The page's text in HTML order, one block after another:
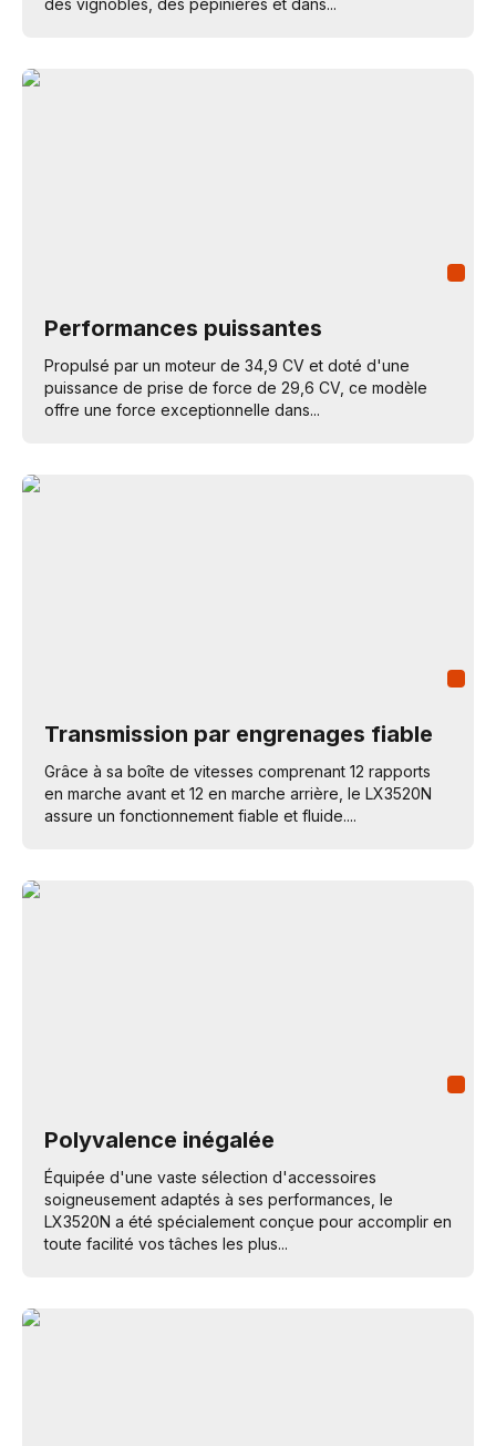
des vignobles, des pépinières et dans...
Performances puissantes
Propulsé par un moteur de 34,9 CV et doté d'une
puissance de prise de force de 29,6 CV, ce modèle
offre une force exceptionnelle dans...
Transmission par engrenages fiable
Grâce à sa boîte de vitesses comprenant 12 rapports
en marche avant et 12 en marche arrière, le LX3520N
assure un fonctionnement fiable et fluide....
Polyvalence inégalée
Équipée d'une vaste sélection d'accessoires
soigneusement adaptés à ses performances, le
LX3520N a été spécialement conçue pour accomplir en
toute facilité vos tâches les plus...